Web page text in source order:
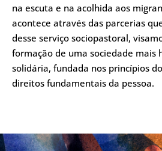
na escuta e na acolhida aos
acontece através das parcerias
desse serviço sociopastoral,
formação de uma sociedade mais
solidária, fundada nos princípios
direitos fundamentais da pessoa.